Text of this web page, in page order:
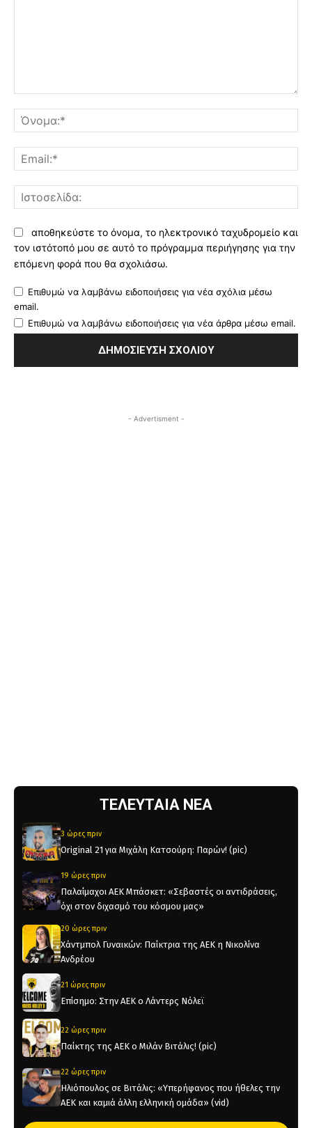
αποθηκεύστε το όνομα, το ηλεκτρονικό ταχυδρομείο και
τον ιστότοπό μου σε αυτό το πρόγραμμα περιήγησης για την
επόμενη φορά που θα σχολιάσω.
Επιθυμώ να λαμβάνω ειδοποιήσεις για νέα σχόλια μέσω
email.
Επιθυμώ να λαμβάνω ειδοποιήσεις για νέα άρθρα μέσω email.
- Advertisment -
ΤΕΛΕΥΤΑΙΑ ΝΕΑ
3 ώρες πριν
Original 21 για Μιχάλη Κατσούρη: Παρών! (pic)
19 ώρες πριν
Παλαίμαχοι ΑΕΚ Μπάσκετ: «Σεβαστές οι αντιδράσεις,
όχι στον διχασμό του κόσμου μας»
20 ώρες πριν
Χάντμπολ Γυναικών: Παίκτρια της ΑΕΚ η Νικολίνα
Ανδρέου
21 ώρες πριν
Επίσημο: Στην ΑΕΚ ο Λάντερς Νόλεϊ
22 ώρες πριν
Παίκτης της ΑΕΚ ο Μιλάν Βιτάλις! (pic)
22 ώρες πριν
Ηλιόπουλος σε Βιτάλις: «Υπερήφανος που ήθελες την
ΑΕΚ και καμιά άλλη ελληνική ομάδα» (vid)